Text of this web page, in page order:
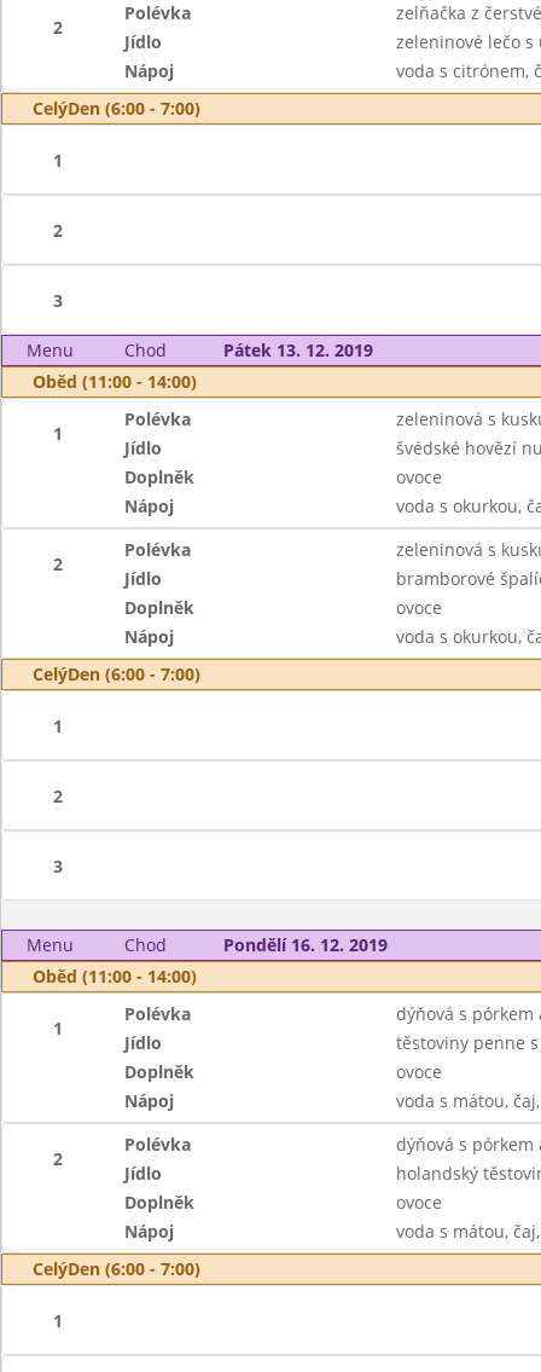
2
Polévka
zelňačka z
Jídlo
zeleninové lečo
Nápoj
voda s citrónem,
CelýDen (6:00 - 7:00)
1
2
3
Menu Chod
Pátek 13. 12. 2019
Oběd (11:00 - 14:00)
1
Polévka
zeleninová s
Jídlo
švédské hovězí
Doplněk
ovoce
Nápoj
voda s okurkou,
2
Polévka
zeleninová s
Jídlo
bramborové
Doplněk
ovoce
Nápoj
voda s okurkou,
CelýDen (6:00 - 7:00)
1
2
3
Menu Chod
Pondělí 16. 12. 2019
Oběd (11:00 - 14:00)
1
Polévka
dýňová s pórkem
Jídlo
těstoviny penne
Doplněk
ovoce
Nápoj
voda s mátou,
2
Polévka
dýňová s pórkem
Jídlo
holandský
Doplněk
ovoce
Nápoj
voda s mátou,
CelýDen (6:00 - 7:00)
1